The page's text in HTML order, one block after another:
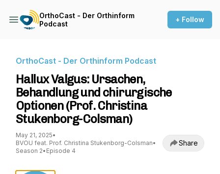
OrthoCast - Der Orthinform
Podcast
+ Follow
OrthoCast - Der Orthinform Podcast
Hallux Valgus: Ursachen,
Behandlung und chirurgische
Optionen (Prof. Christina
Stukenborg-Colsman)
May 21, 2025•
BVOU feat. Prof. Christina Stukenborg-Colsman•
Season 2• Episode 4
Share